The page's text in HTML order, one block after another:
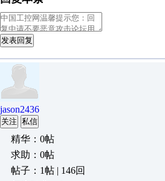
发表回复
jason2436
关注 私信
精华：0帖
求助：0帖
帖子：1帖 | 146回